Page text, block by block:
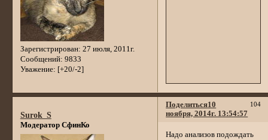
Зарегистрирован: 27 июля, 2011г.
Сообщений: 9833
Уважение: [+20/-2]
Поделиться 104
10
ноября, 2014г. 13:54:57
Surok_S
Модератор СфинКо
Надо анализов подождать